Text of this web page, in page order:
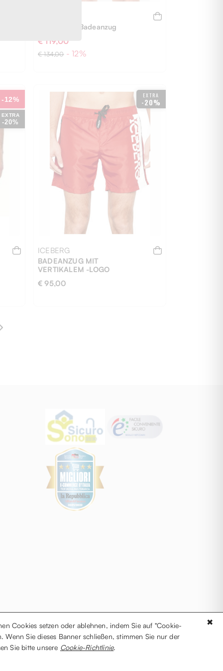
XXL
CHAMBRE' Badeanzug
€ 119,00
€ 134,00 - 12%
EXTRA
-20%
-12% EXTRA
-20%
ICEBERG
BADEANZUG MIT
VERTIKALEM -LOGO
€ 95,00
| Pec: drestigeweb@legalmail.it
Cookies setzen oder ablehnen, indem Sie auf "Cookie-
Wenn Sie dieses Banner schließen, stimmen Sie nur der
Sie bitte unsere Cookie-Richtlinie.
✖